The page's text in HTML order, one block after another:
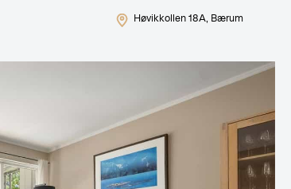
Høvikkollen 18A, Bærum